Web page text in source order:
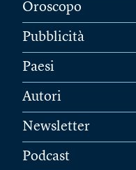
Oroscopo
Pubblicità
Paesi
Autori
Newsletter
Podcast